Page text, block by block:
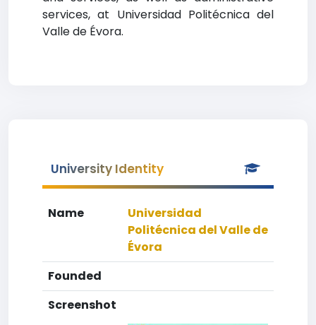
services, at Universidad Politécnica del
Valle de Évora.
University Identity
Name
Universidad
Politécnica del Valle de
Évora
Founded
Screenshot